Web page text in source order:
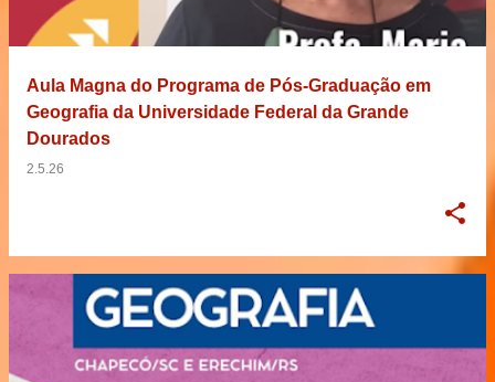
Aula Magna do Programa de Pós-Graduação em
Geografia da Universidade Federal da Grande
Dourados
2.5.26